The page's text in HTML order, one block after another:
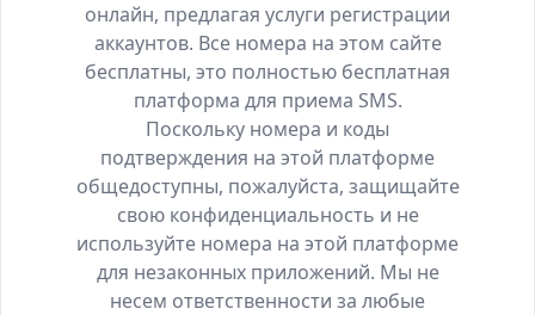
онлайн, предлагая услуги регистрации
аккаунтов. Все номера на этом сайте
бесплатны, это полностью бесплатная
платформа для приема SMS.
Поскольку номера и коды
подтверждения на этой платформе
общедоступны, пожалуйста, защищайте
свою конфиденциальность и не
используйте номера на этой платформе
для незаконных приложений. Мы не
несем ответственности за любые